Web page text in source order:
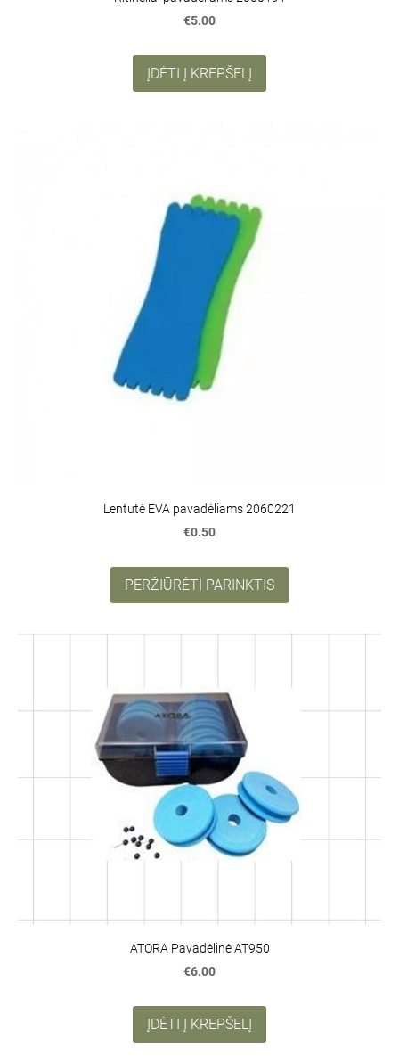
€5.00
ĮDĖTI Į KREPŠELĮ
Lentutė EVA pavadėliams 2060221
€0.50
PERŽIŪRĖTI PARINKTIS
ATORA Pavadėlinė AT950
€6.00
ĮDĖTI Į KREPŠELĮ